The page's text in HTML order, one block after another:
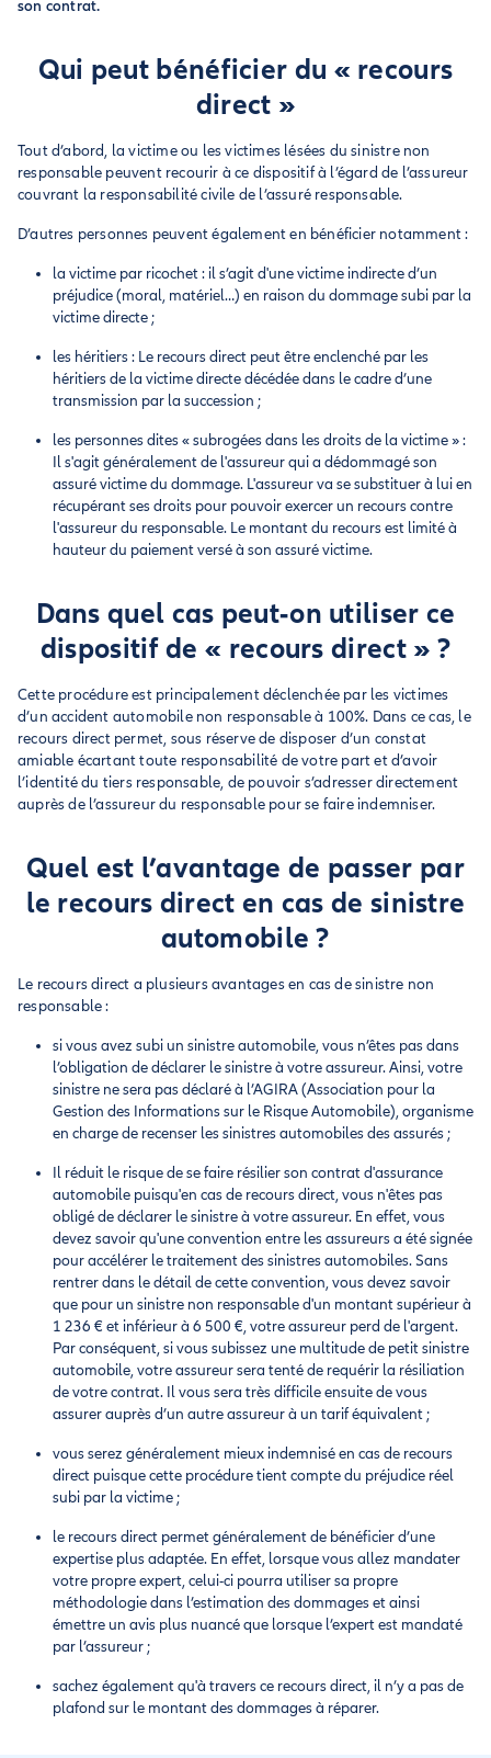
son contrat.
Qui peut bénéficier du « recours
direct »
Tout d’abord, la victime ou les victimes lésées du sinistre non
responsable peuvent recourir à ce dispositif à l’égard de l’assureur
couvrant la responsabilité civile de l’assuré responsable.
D’autres personnes peuvent également en bénéficier notamment :
la victime par ricochet : il s’agit d'une victime indirecte d’un
préjudice (moral, matériel…) en raison du dommage subi par la
victime directe ;
les héritiers : Le recours direct peut être enclenché par les
héritiers de la victime directe décédée dans le cadre d’une
transmission par la succession ;
les personnes dites « subrogées dans les droits de la victime » :
Il s'agit généralement de l'assureur qui a dédommagé son
assuré victime du dommage. L'assureur va se substituer à lui en
récupérant ses droits pour pouvoir exercer un recours contre
l'assureur du responsable. Le montant du recours est limité à
hauteur du paiement versé à son assuré victime.
Dans quel cas peut-on utiliser ce
dispositif de « recours direct » ?
Cette procédure est principalement déclenchée par les victimes
d’un accident automobile non responsable à 100%. Dans ce cas, le
recours direct permet, sous réserve de disposer d’un constat
amiable écartant toute responsabilité de votre part et d’avoir
l’identité du tiers responsable, de pouvoir s’adresser directement
auprès de l’assureur du responsable pour se faire indemniser.
Quel est l’avantage de passer par
le recours direct en cas de sinistre
automobile ?
Le recours direct a plusieurs avantages en cas de sinistre non
responsable :
si vous avez subi un sinistre automobile, vous n’êtes pas dans
l’obligation de déclarer le sinistre à votre assureur. Ainsi, votre
sinistre ne sera pas déclaré à l’AGIRA (Association pour la
Gestion des Informations sur le Risque Automobile), organisme
en charge de recenser les sinistres automobiles des assurés ;
Il réduit le risque de se faire résilier son contrat d'assurance
automobile puisqu'en cas de recours direct, vous n'êtes pas
obligé de déclarer le sinistre à votre assureur. En effet, vous
devez savoir qu'une convention entre les assureurs a été signée
pour accélérer le traitement des sinistres automobiles. Sans
rentrer dans le détail de cette convention, vous devez savoir
que pour un sinistre non responsable d'un montant supérieur à
1 236 € et inférieur à 6 500 €, votre assureur perd de l'argent.
Par conséquent, si vous subissez une multitude de petit sinistre
automobile, votre assureur sera tenté de requérir la résiliation
de votre contrat. Il vous sera très difficile ensuite de vous
assurer auprès d’un autre assureur à un tarif équivalent ;
vous serez généralement mieux indemnisé en cas de recours
direct puisque cette procédure tient compte du préjudice réel
subi par la victime ;
le recours direct permet généralement de bénéficier d’une
expertise plus adaptée. En effet, lorsque vous allez mandater
votre propre expert, celui-ci pourra utiliser sa propre
méthodologie dans l’estimation des dommages et ainsi
émettre un avis plus nuancé que lorsque l’expert est mandaté
par l’assureur ;
sachez également qu'à travers ce recours direct, il n’y a pas de
plafond sur le montant des dommages à réparer.